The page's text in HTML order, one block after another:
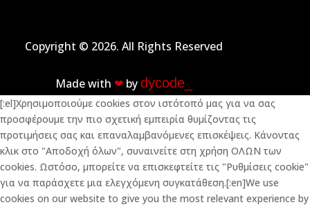
Copyright © 2026. All Rights Reserved
Made with ❤︎ bydycode_
[:el]Χρησιμοποιούμε cookies στον ιστότοπό μας για να σας
προσφέρουμε την πιο σχετική εμπειρία θυμίζοντας τις
προτιμήσεις σας και επαναλαμβανόμενες επισκέψεις. Κάνοντας
κλικ στο "Αποδοχή όλων", συναινείτε στη χρήση ΟΛΩΝ των
cookies. Ωστόσο, μπορείτε να επισκεφτείτε τις "Ρυθμίσεις cookie"
για να παράσχετε μια ελεγχόμενη συγκατάθεση.[:en]We use
cookies on our website to give you the most relevant experience by